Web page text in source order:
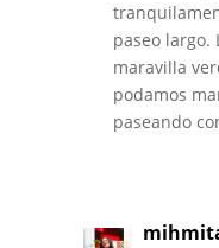
paseo largo.
maravilla
podamos
paseando